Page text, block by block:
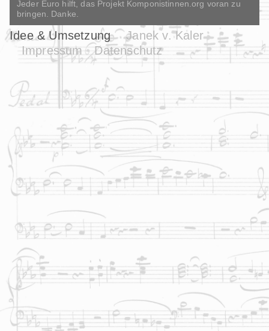
Jeder Euro hilft, das Projekt Komponistinnen.org voran zu
bringen. Danke.
Idee & Umsetzung
Janek v. Kaler
Impressum
Datenschutz